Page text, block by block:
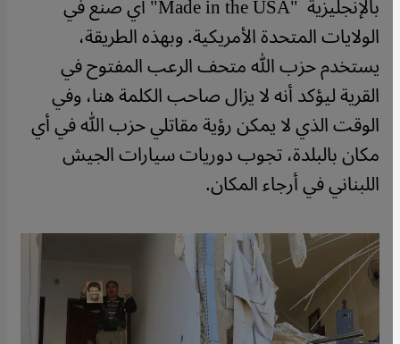
الولايات المتحدة الأمريكية. وبهذه الطريقة،
يستخدم حزب الله متحف الرعب المفتوح في
القرية ليؤكد أنه لا يزال صاحب الكلمة هنا، وفي
الوقت الذي لا يمكن رؤية مقاتلي حزب الله في أي
مكان بالبلدة، تجوب دوريات سيارات الجيش
اللبناني في أرجاء المكان.